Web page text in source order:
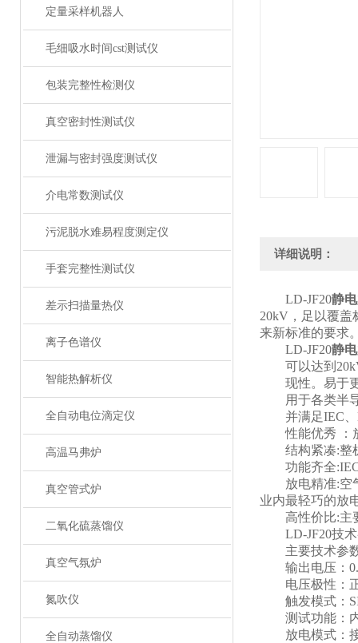
定量采样机器人
毛细吸水时间cst测试仪
包装完整性检测仪
真空密封性测试仪
泄漏与密封强度测试仪
介电常数测试仪
污泥脱水难易程度测定仪
手套完整性测试仪
差示扫描量热仪
离子色谱仪
智能热解析仪
全自动电位滴定仪
高温马弗炉
真空管式炉
二氧化硫蒸馏仪
真空气氛炉
氮吹仪
全自动蒸馏仪
详细说明：
LD-JF20静
20kV，足以覆盖
来新标准的要求
LD-JF20静
可以达到20kV
现性。易于更
用于各类半导
并满足IEC、
性能优秀 ：放
结构紧凑:整机
功能齐全:IEC
放电精准:空气
业内最轻巧的放
高性价比:主要
LD-JF20技术
主要技术参
输出电压：
电压极性：正
触发模式：
测试功能：内
放电模式：接